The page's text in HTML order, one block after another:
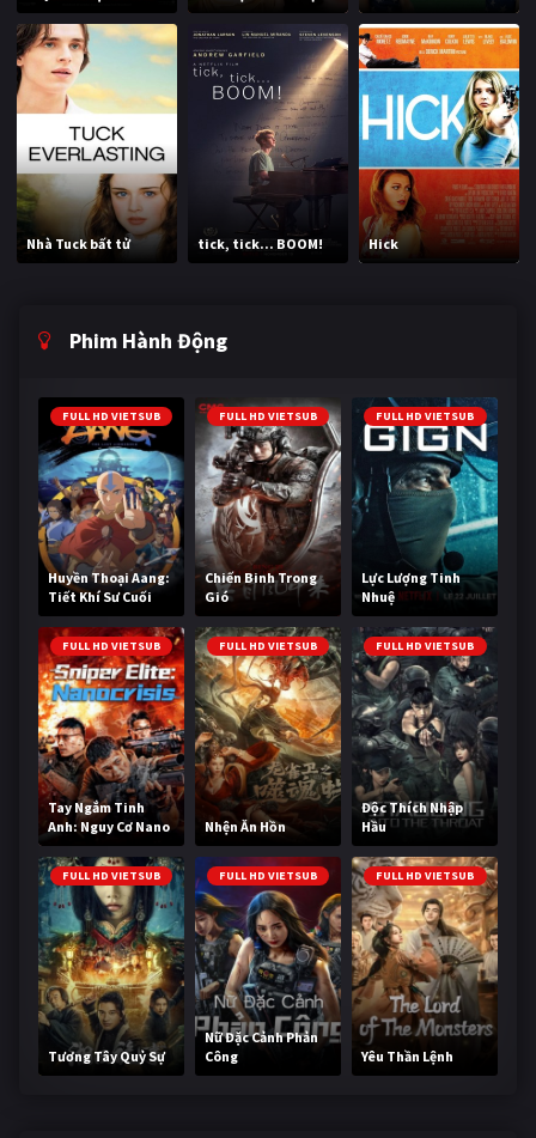
Nhà Tuck bất tử tick, tick... BOOM! Hick
Phim Hành Động
FULL HD VIETSUB
Huyền Thoại Aang:
Tiết Khí Sư Cuối
Cùng
FULL HD VIETSUB
Chiến Binh Trong
Gió
FULL HD VIETSUB
Lực Lượng Tinh
Nhuệ
FULL HD VIETSUB
Tay Ngắm Tinh
Anh: Nguy Cơ Nano
FULL HD VIETSUB
Nhện Ăn Hồn
FULL HD VIETSUB
Độc Thích Nhập
Hầu
FULL HD VIETSUB
Tương Tây Quỷ Sự
FULL HD VIETSUB
Nữ Đặc Cảnh Phản
Công
FULL HD VIETSUB
Yêu Thần Lệnh